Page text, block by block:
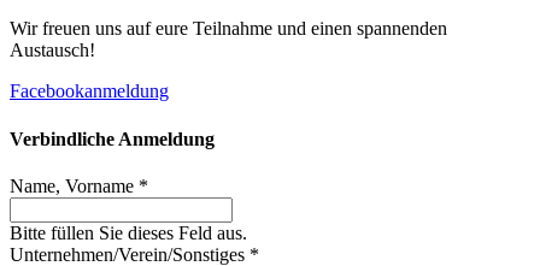
Wir freuen uns auf eure Teilnahme und einen spannenden
Austausch!
Facebookanmeldung
Verbindliche Anmeldung
Name, Vorname *
Bitte füllen Sie dieses Feld aus.
Unternehmen/Verein/Sonstiges *